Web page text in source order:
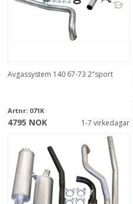
Avgassystem 140 67-73 2"sport
Artnr: 071K
4795 NOK 1-7 virkedagar